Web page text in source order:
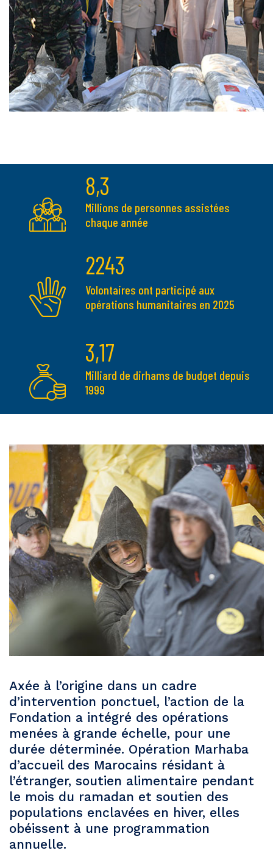
8,3
Millions de personnes assistées
chaque année
2243
Volontaires ont participé aux
opérations humanitaires en 2025
3,17
Milliard de dirhams de budget depuis
1999
Axée à l’origine dans un cadre
d’intervention ponctuel, l’action de la
Fondation a intégré des opérations
menées à grande échelle, pour une
durée déterminée. Opération Marhaba
d’accueil des Marocains résidant à
l’étranger, soutien alimentaire pendant
le mois du ramadan et soutien des
populations enclavées en hiver, elles
obéissent à une programmation
annuelle.